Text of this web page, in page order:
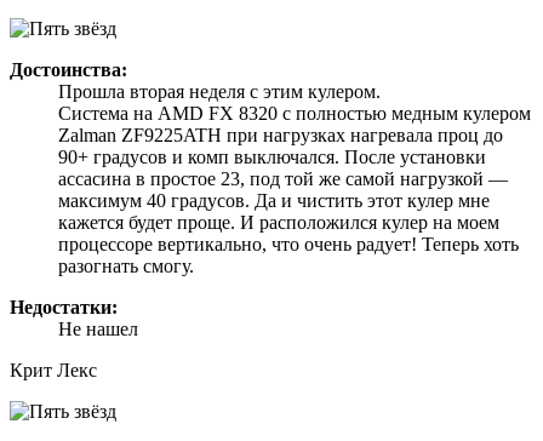
Достоинства:
Прошла вторая неделя с этим кулером.
Система на AMD FX 8320 с полностью медным кулером
Zalman ZF9225ATH при нагрузках нагревала проц до
90+ градусов и комп выключался. После установки
ассасина в простое 23, под той же самой нагрузкой —
максимум 40 градусов. Да и чистить этот кулер мне
кажется будет проще. И расположился кулер на моем
процессоре вертикально, что очень радует! Теперь хоть
разогнать смогу.
Недостатки:
Не нашел
Крит Лекс